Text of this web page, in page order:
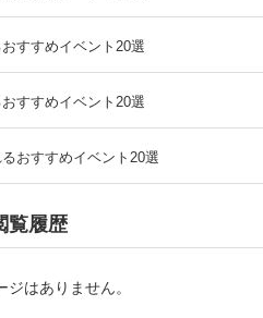
すすめイベント20選
すすめイベント20選
おすすめイベント20選
覧履歴
はありません。